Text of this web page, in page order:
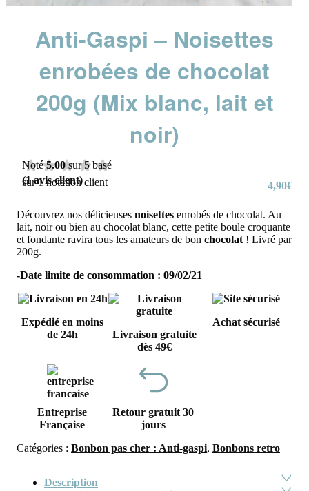
Anti-Gaspi – Noisettes
enrobées de chocolat
200g (Mix blanc, lait et
noir)
Noté5.00 sur 5 basé
sur1notation client
(1avis client) 4,90€
Découvrez nos délicieuses noisettes enrobés de chocolat. Au
lait, noir ou bien au chocolat blanc, cette petite boule croquante
et fondante ravira tous les amateurs de bon chocolat ! Livré par
200g.
-Date limite de consommation : 09/02/21
Expédié en moins
de 24h
Livraison gratuite
dès 49€
Achat sécurisé
Entreprise
Française
Retour gratuit 30
jours
Catégories : Bonbon pas cher : Anti-gaspi, Bonbons retro
Description